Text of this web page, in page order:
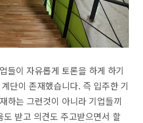
들이 자유롭게 토론을 하게 하기
단이 존재했습니다. 즉 입주한 기
하는 그런것이 아니라 기업들끼
받고 의견도 주고받으면서 할